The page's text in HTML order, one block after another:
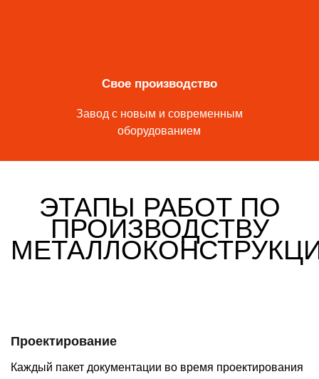
Свое производство
Завод с новым и современным
оборудованием
ЭТАПЫ РАБОТ ПО
ПРОИЗВОДСТВУ
Проектирование
Каждый пакет документации во время проектирования